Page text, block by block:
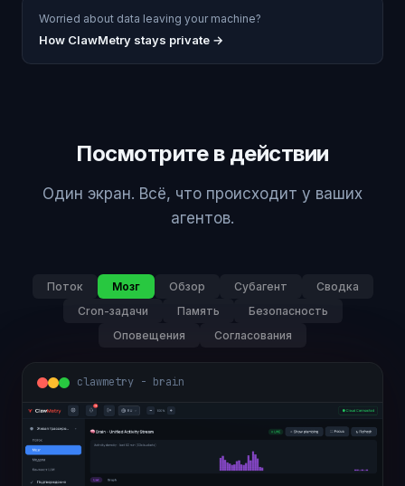
Worried about data leaving your machine?
How ClawMetry stays private →
Посмотрите в действии
Один экран. Всё, что происходит у ваших
агентов.
Поток Мозг Обзор Субагент
Сводка
Cron-задачи
Память
Безопасность
Оповещения
Согласования
clawmetry - overview